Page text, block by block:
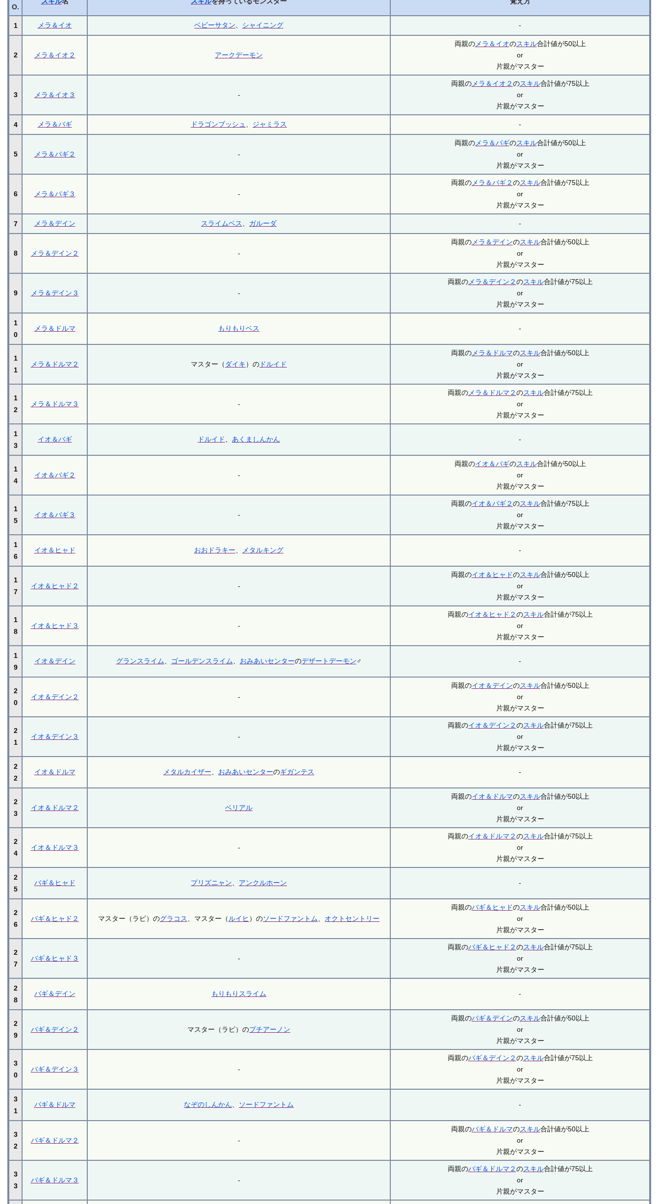
O.
1 メラ＆イオ ベビーサタン シャイニング -
2 メラ＆イオ２ アークデーモン
両親のメラ＆イオのスキル合計値が50以上
or
片親がマスター
3 メラ＆イオ３ -
両親のメラ＆イオ２のスキル合計値が75以上
or
片親がマスター
4 メラ＆バギ ドラゴンブッシュ ジャミラス -
5 メラ＆バギ２ -
両親のメラ＆バギのスキル合計値が50以上
or
片親がマスター
6 メラ＆バギ３ -
両親のメラ＆バギ２のスキル合計値が75以上
or
片親がマスター
7 メラ＆デイン スライムベス ガルーダ -
8 メラ＆デイン２ -
両親のメラ＆デインのスキル合計値が50以上
or
片親がマスター
9 メラ＆デイン３ -
両親のメラ＆デイン２のスキル合計値が75以上
or
片親がマスター
1
0
メラ＆ドルマ もりもりベス -
1
1
メラ＆ドルマ２ マスター（ ダイキ）の ドルイド
両親のメラ＆ドルマのスキル合計値が50以上
or
片親がマスター
1
2
メラ＆ドルマ３ -
両親のメラ＆ドルマ２のスキル合計値が75以上
or
片親がマスター
1
3
イオ＆バギ ドルイド あくましんかん -
1
4
イオ＆バギ２ -
両親のイオ＆バギのスキル合計値が50以上
or
片親がマスター
1
5
イオ＆バギ３ -
両親のイオ＆バギ２のスキル合計値が75以上
or
片親がマスター
1
6
イオ＆ヒャド おおドラキー メタルキング -
1
7
イオ＆ヒャド２ -
両親のイオ＆ヒャドのスキル合計値が50以上
or
片親がマスター
1
8
イオ＆ヒャド３ -
両親のイオ＆ヒャド２のスキル合計値が75以上
or
片親がマスター
1
9
イオ＆デイン グランスライム ゴールデンスライム おみあいセンターのデザートデーモン♂ -
2
0
イオ＆デイン２ -
両親のイオ＆デインのスキル合計値が50以上
or
片親がマスター
2
1
イオ＆デイン３ -
両親のイオ＆デイン２のスキル合計値が75以上
or
片親がマスター
2
2
イオ＆ドルマ メタルカイザー おみあいセンターのギガンテス -
2
3
イオ＆ドルマ２ ベリアル
両親のイオ＆ドルマのスキル合計値が50以上
or
片親がマスター
2
4
イオ＆ドルマ３ -
両親のイオ＆ドルマ２のスキル合計値が75以上
or
片親がマスター
2
5
バギ＆ヒャド プリズニャン アンクルホーン -
2
6
バギ＆ヒャド２ マスター（ラビ）のグラコス 、マスター（ ルイヒ ）のソードファントム オクトセントリー
両親のバギ＆ヒャドのスキル合計値が50以上
or
片親がマスター
2
7
バギ＆ヒャド３ -
両親のバギ＆ヒャド２のスキル合計値が75以上
or
片親がマスター
2
8
バギ＆デイン もりもりスライム -
2
9
バギ＆デイン２ マスター（ラビ）のプチアーノン
両親のバギ＆デインのスキル合計値が50以上
or
片親がマスター
3
0
バギ＆デイン３ -
両親のバギ＆デイン２のスキル合計値が75以上
or
片親がマスター
3
1
バギ＆ドルマ なぞのしんかん ソードファントム -
3
2
バギ＆ドルマ２ -
両親のバギ＆ドルマのスキル合計値が50以上
or
片親がマスター
3
3
バギ＆ドルマ３ -
両親のバギ＆ドルマ２のスキル合計値が75以上
or
片親がマスター